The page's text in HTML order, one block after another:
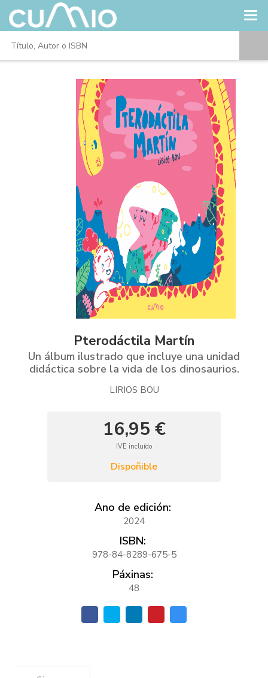
Pterodáctila Martín
Un álbum ilustrado que incluye una unidad
didáctica sobre la vida de los dinosaurios.
LIRIOS BOU
16,95 €
IVE incluído
Dispoñible
Ano de edición:
2024
ISBN:
978-84-8289-675-5
Páxinas:
48